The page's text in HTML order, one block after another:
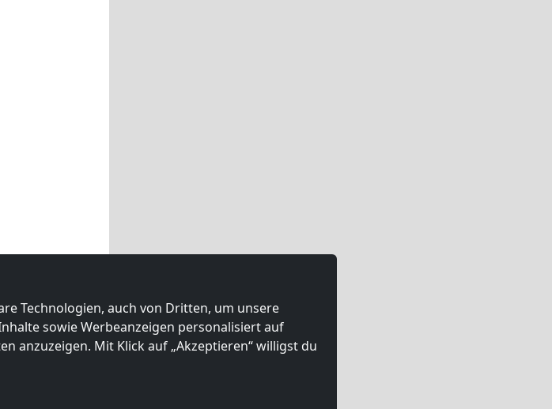
Technologien, auch von Dritten, um unsere
sowie Werbeanzeigen personalisiert auf
anzuzeigen. Mit Klick auf „Akzeptieren“ willigst du